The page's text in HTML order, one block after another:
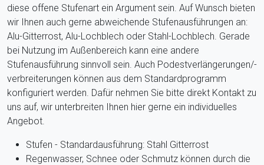
diese offene Stufenart ein Argument sein. Auf Wunsch bieten
wir Ihnen auch gerne abweichende Stufenausführungen an:
Alu-Gitterrost, Alu-Lochblech oder Stahl-Lochblech. Gerade
bei Nutzung im Außenbereich kann eine andere
Stufenausführung sinnvoll sein. Auch Podestverlängerungen/-
verbreiterungen können aus dem Standardprogramm
konfiguriert werden. Dafür nehmen Sie bitte direkt Kontakt zu
uns auf, wir unterbreiten Ihnen hier gerne ein individuelles
Angebot.
Stufen - Standardausführung: Stahl Gitterrost
Regenwasser, Schnee oder Schmutz können durch die